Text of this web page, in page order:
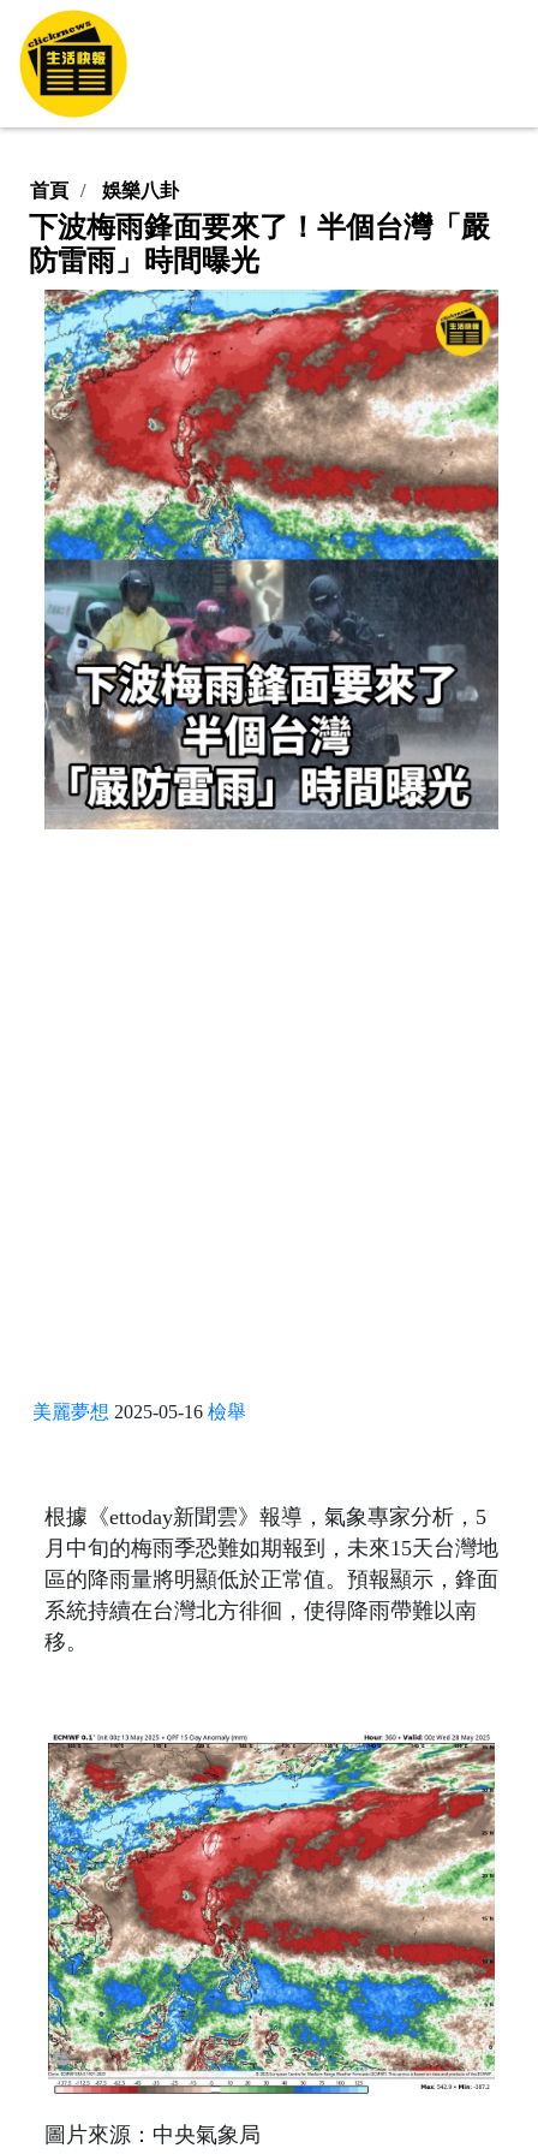
首頁 娛樂八卦
下波梅雨鋒面要來了！半個台灣「嚴
防雷雨」時間曝光
美麗夢想 2025-05-16 檢舉
根據《ettoday新聞雲》報導，氣象專家分析，5
月中旬的梅雨季恐難如期報到，未來15天台灣地
區的降雨量將明顯低於正常值。預報顯示，鋒面
系統持續在台灣北方徘徊，使得降雨帶難以南
移。
圖片來源：中央氣象局